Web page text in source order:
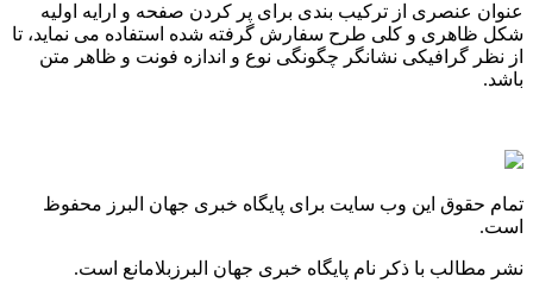
عنوان عنصری از ترکیب بندی برای پر کردن صفحه و ارایه اولیه
شکل ظاهری و کلی طرح سفارش گرفته شده استفاده می نماید، تا
از نظر گرافیکی نشانگر چگونگی نوع و اندازه فونت و ظاهر متن
باشد.
تمام حقوق این وب سایت برای پایگاه خبری جهان البرز محفوظ
است.
نشر مطالب با ذکر نام پایگاه خبری جهان البرزبلامانع است.